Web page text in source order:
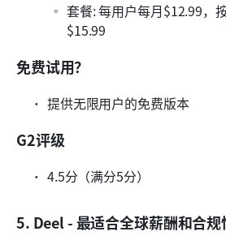
套餐: 每用户每月$12.99，
$15.99
免费试用？
提供无限用户的免费版本
G2评级
4.5分（满分5分）
5. Deel - 最适合全球薪酬和合规